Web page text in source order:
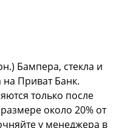
Бампера, стекла и
на Приват Банк.
только после
около 20% от
у менеджера в